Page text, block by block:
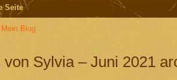
Seite
Mein Blog
von Sylvia – Juni 2021